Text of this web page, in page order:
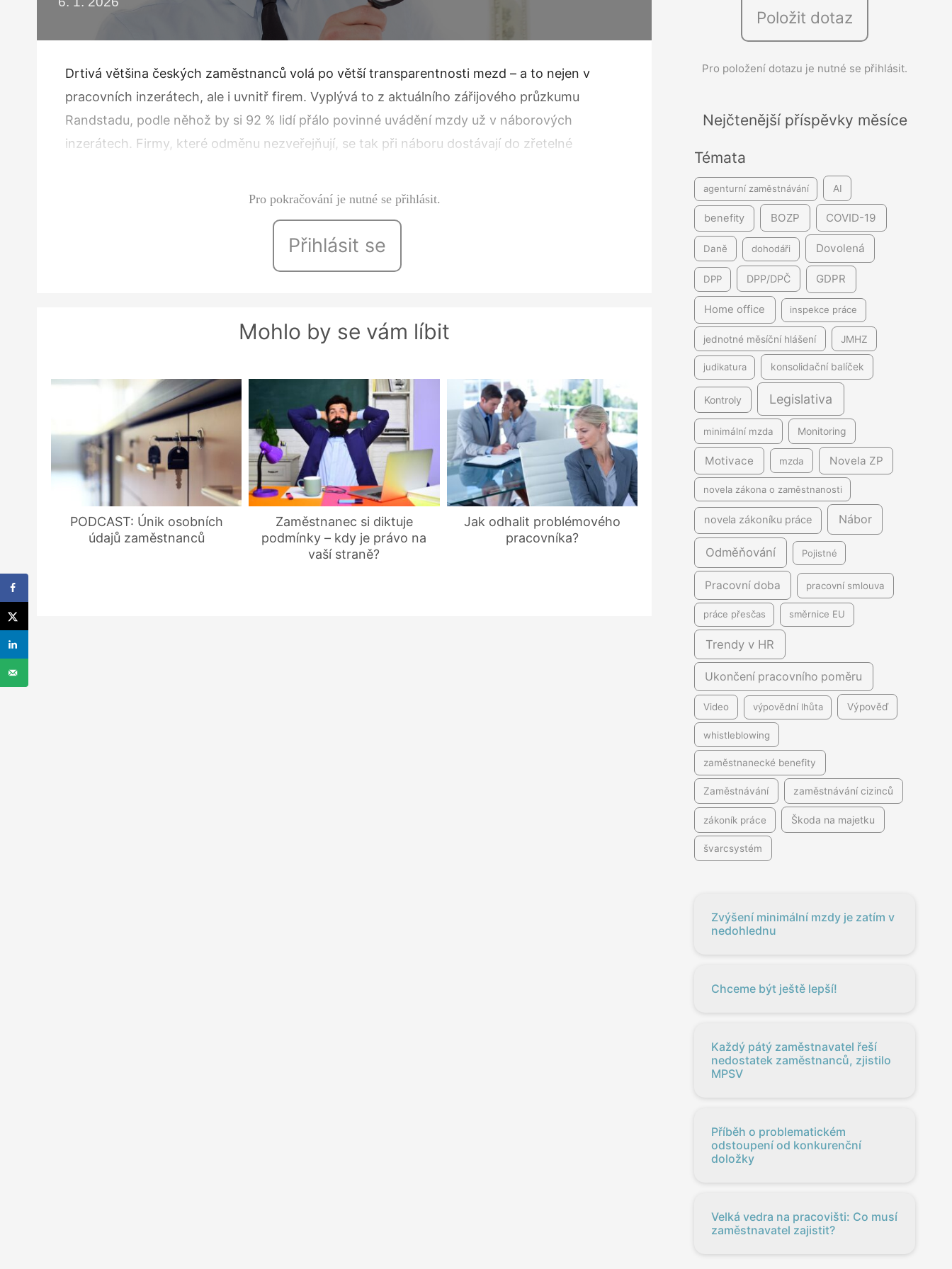
Drtivá většina českých zaměstnanců volá po větší transparentnosti mezd – a to nejen v
pracovních inzerátech, ale i uvnitř firem. Vyplývá to z aktuálního zářijového průzkumu
Randstadu, podle něhož by si 92 % lidí přálo povinné uvádění mzdy už v náborových
inzerátech. Firmy, které odměnu nezveřejňují, se tak při náboru dostávají do zřetelné
Pro pokračování je nutné se přihlásit.
Přihlásit se
Mohlo by se vám líbit
PODCAST: Únik osobních
údajů zaměstnanců
Zaměstnanec si diktuje
podmínky – kdy je právo na
vaší straně?
Jak odhalit problémového
pracovníka?
Položit dotaz
Pro položení dotazu je nutné se přihlásit.
Nejčtenější příspěvky měsíce
Témata
agenturní zaměstnávání AI
benefity BOZP COVID-19
Daně dohodáři Dovolená
DPP DPP/DPČ GDPR
Home office inspekce práce
jednotné měsíční hlášení JMHZ
judikatura konsolidační balíček
Kontroly Legislativa
minimální mzda Monitoring
Motivace mzda Novela ZP
novela zákona o zaměstnanosti
novela zákoníku práce Nábor
Odměňování Pojistné
Pracovní doba pracovní smlouva
práce přesčas směrnice EU
Trendy v HR
Ukončení pracovního poměru
Video výpovědní lhůta Výpověď
whistleblowing
zaměstnanecké benefity
Zaměstnávání zaměstnávání cizinců
zákoník práce Škoda na majetku
švarcsystém
Zvýšení minimální mzdy je zatím v
nedohlednu
Chceme být ještě lepší!
Každý pátý zaměstnavatel řeší
nedostatek zaměstnanců, zjistilo
MPSV
Příběh o problematickém
odstoupení od konkurenční
doložky
Velká vedra na pracovišti: Co musí
zaměstnavatel zajistit?